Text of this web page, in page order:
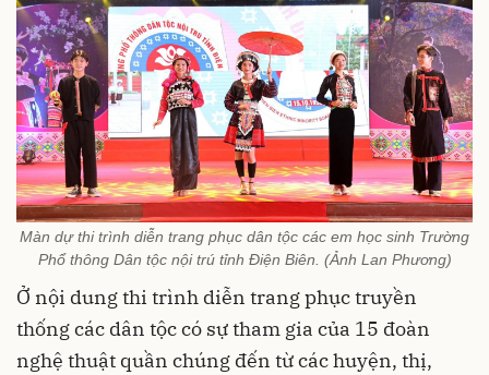
Màn dự thi trình diễn trang phục dân tộc các em học sinh Trường
Phổ thông Dân tộc nội trú tỉnh Điện Biên. (Ảnh Lan Phương)
Ở nội dung thi trình diễn trang phục truyền
thống các dân tộc có sự tham gia của 15 đoàn
nghệ thuật quần chúng đến từ các huyện, thị,